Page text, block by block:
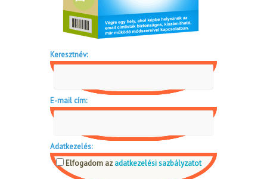
Keresztnév:
E-mail cím:
Adatkezelés:
Elfogadom az adatkezelési sazbályzatot